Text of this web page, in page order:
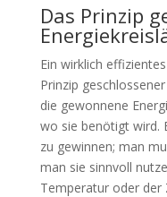
Das Prinzip
Ein wirklich
Prinzip
die gewonnene
wo sie benötigt wird.
zu gewinnen; man
man sie sinnvoll
Temperatur oder der